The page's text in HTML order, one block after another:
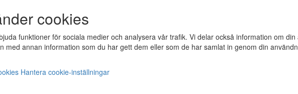
cookies
funktioner för sociala medier och analysera vår trafik. Vi delar också information om
med annan information som du har gett dem eller som de har samlat in genom din
Hantera cookie-inställningar